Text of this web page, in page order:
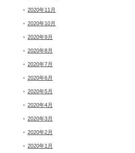
2020年11月
2020年10月
2020年9月
2020年8月
2020年7月
2020年6月
2020年5月
2020年4月
2020年3月
2020年2月
2020年1月